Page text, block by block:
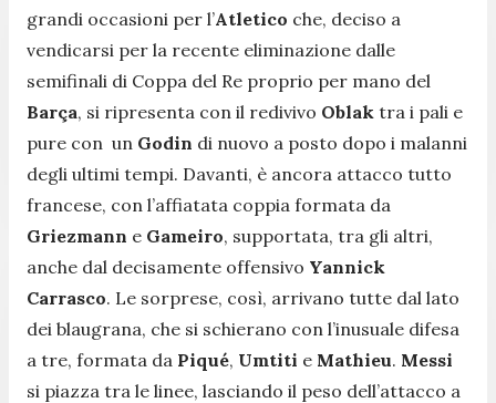
grandi occasioni per l’Atletico che, deciso a
vendicarsi per la recente eliminazione dalle
semifinali di Coppa del Re proprio per mano del
Barça, si ripresenta con il redivivo Oblak tra i pali e
pure con un Godin di nuovo a posto dopo i malanni
degli ultimi tempi. Davanti, è ancora attacco tutto
francese, con l’affiatata coppia formata da
Griezmann e Gameiro, supportata, tra gli altri,
anche dal decisamente offensivo Yannick
Carrasco. Le sorprese, così, arrivano tutte dal lato
dei blaugrana, che si schierano con l’inusuale difesa
a tre, formata da Piqué, Umtiti e Mathieu. Messi
si piazza tra le linee, lasciando il peso dell’attacco a